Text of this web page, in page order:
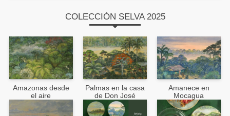
COLECCIÓN SELVA 2025
Amazonas desde
el aire
Palmas en la casa
de Don José
Amanece en
Mocagua